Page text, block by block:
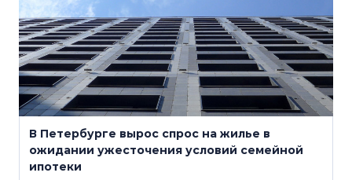
В Петербурге вырос спрос на жилье в
ожидании ужесточения условий семейной
ипотеки